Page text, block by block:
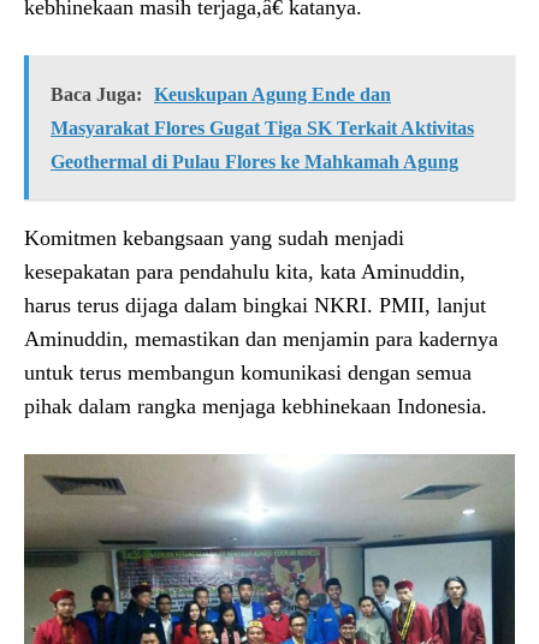
kebhinekaan masih terjaga,â€ katanya.
Baca Juga:
Keuskupan Agung Ende dan
Masyarakat Flores Gugat Tiga SK Terkait Aktivitas
Geothermal di Pulau Flores ke Mahkamah Agung
Komitmen kebangsaan yang sudah menjadi
kesepakatan para pendahulu kita, kata Aminuddin,
harus terus dijaga dalam bingkai NKRI. PMII, lanjut
Aminuddin, memastikan dan menjamin para kadernya
untuk terus membangun komunikasi dengan semua
pihak dalam rangka menjaga kebhinekaan Indonesia.